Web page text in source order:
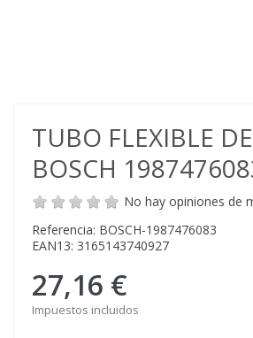
TUBO FLEXIBLE
BOSCH
No hay opiniones de
Referencia: BOSCH-1987476083
EAN13: 3165143740927
27,16 €
Impuestos incluidos